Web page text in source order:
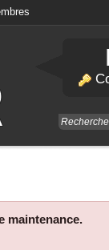
maintenance.